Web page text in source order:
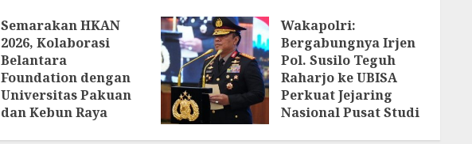
Semarakan HKAN
2026, Kolaborasi
Belantara
Foundation dengan
Universitas Pakuan
dan Kebun Raya
Wakapolri:
Bergabungnya Irjen
Pol. Susilo Teguh
Raharjo ke UBISA
Perkuat Jejaring
Nasional Pusat Studi